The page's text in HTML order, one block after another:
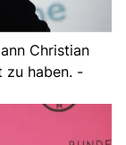
Christian
zu haben. -